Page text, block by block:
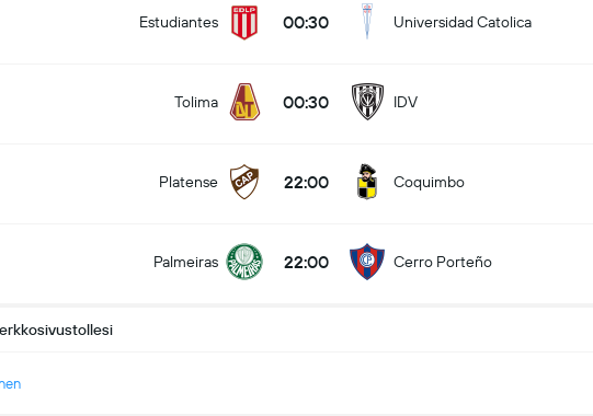
Estudiantes 00:30 Universidad Catolica
Tolima 00:30 IDV
Platense 22:00 Coquimbo
Palmeiras 22:00 Cerro Porteño